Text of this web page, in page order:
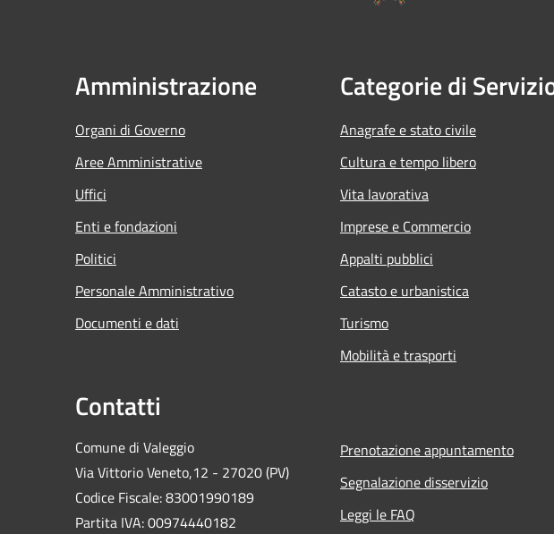
Amministrazione
Organi di Governo
Aree Amministrative
Uffici
Enti e fondazioni
Politici
Personale Amministrativo
Documenti e dati
Categorie di
Anagrafe e stato civile
Cultura e tempo libero
Vita lavorativa
Imprese e Commercio
Appalti pubblici
Catasto e urbanistica
Turismo
Mobilità e trasporti
Contatti
Comune di Valeggio
Via Vittorio Veneto,12 - 27020 (PV)
Codice Fiscale: 83001990189
Partita IVA: 00974440182
Prenotazione appuntamento
Segnalazione disservizio
Leggi le FAQ